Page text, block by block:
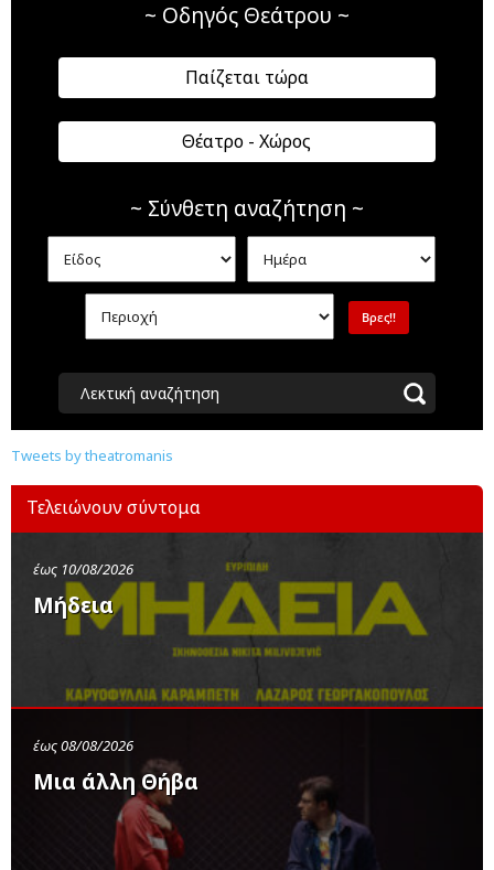
~ Οδηγός Θεάτρου ~
Παίζεται τώρα
Θέατρο - Χώρος
~ Σύνθετη αναζήτηση ~
Λεκτική αναζήτηση
Tweets by theatromanis
Τελειώνουν σύντομα
έως 10/08/2026
Μήδεια
έως 08/08/2026
Μια άλλη Θήβα